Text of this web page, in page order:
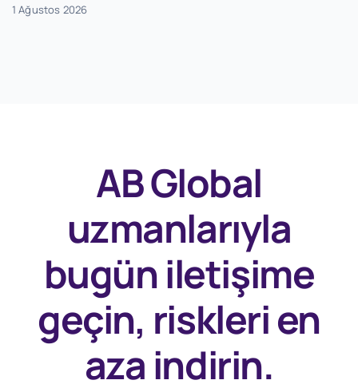
1 Ağustos 2026
AB Global
uzmanlarıyla
bugüniletişime
geçin, riskleri en
aza indirin.